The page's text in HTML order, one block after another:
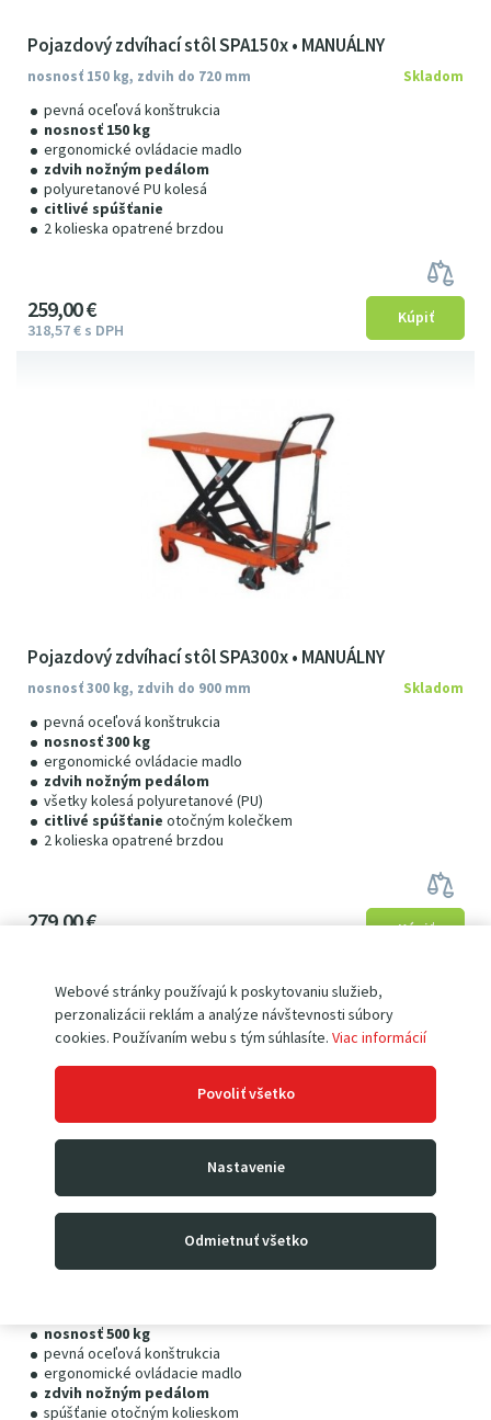
Webové stránky používajú k poskytovaniu služieb,
perzonalizácii reklám a analýze návštevnosti súbory
cookies. Používaním webu s tým súhlasíte. Viac informácií
Povoliť všetko
Nastavenie
Odmietnuť všetko
Pojazdový zdvíhací stôl SPA150x • MANUÁLNY
nosnosť 150 kg, zdvih do 720 mm
pevná oceľová konštrukcia
nosnosť 150 kg
ergonomické ovládacie madlo
zdvih nožným pedálom
polyuretanové PU kolesá
citlivé spúšťanie
2 kolieska opatrené brzdou
Skladom
259 00€
318 57€ s DPH
Pojazdový zdvíhací stôl SPA300x • MANUÁLNY
nosnosť 300 kg, zdvih do 900 mm
pevná oceľová konštrukcia
nosnosť 300 kg
ergonomické ovládacie madlo
zdvih nožným pedálom
všetky kolesá polyuretanové (PU)
citlivé spúšťanie otočným kolečkem
2 kolieska opatrené brzdou
Skladom
27900€
Pojazdový zdvíhací stôl SP500x • MANUÁLNY
nosnosť 500 kg
pevná oceľová konštrukcia
ergonomické ovládacie madlo
zdvih nožným pedálom
spúšťanie otočným kolieskom